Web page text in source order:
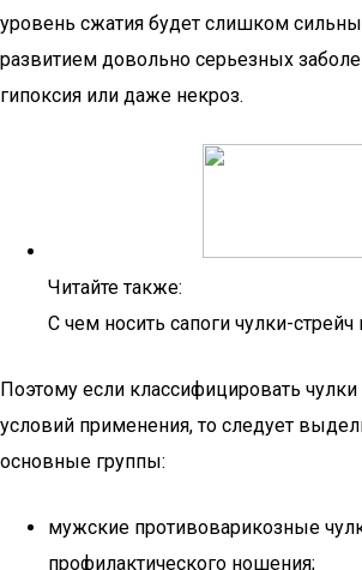
уровень сжатия будет слишком
развитием довольно серьезных
гипоксия или даже некроз.
Читайте также:
С чем носить сапоги чулки-
Поэтому если классифицировать
условий применения, то следует
основные группы:
мужские противоварикозные
профилактического ношения;